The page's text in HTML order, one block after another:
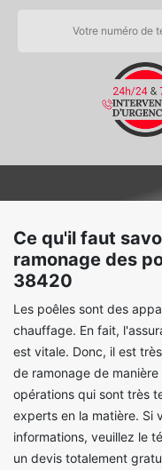
Ce qu'il faut
ramonage des
38420
Les poêles sont des
chauffage. En fait,
est vitale. Donc, il est
de ramonage de
opérations qui sont très
experts en la matière. Si
informations, veuillez le
un devis totalement